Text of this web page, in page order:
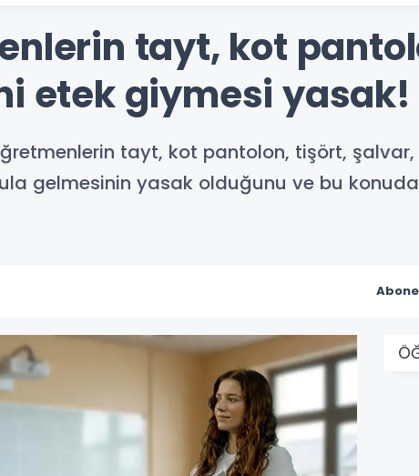
tayt, kot
etek giymesi yasak!
tayt, kot pantolon, tişört,
gelmesinin yasak olduğunu ve bu konuda